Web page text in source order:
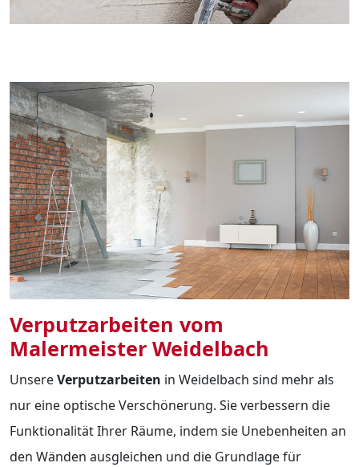
Verputzarbeiten vom
Malermeister Weidelbach
UnsereVerputzarbeiten in Weidelbach sind mehr als
nur eine optische Verschönerung. Sie verbessern die
Funktionalität Ihrer Räume, indem sie Unebenheiten an
den Wänden ausgleichen und die Grundlage für